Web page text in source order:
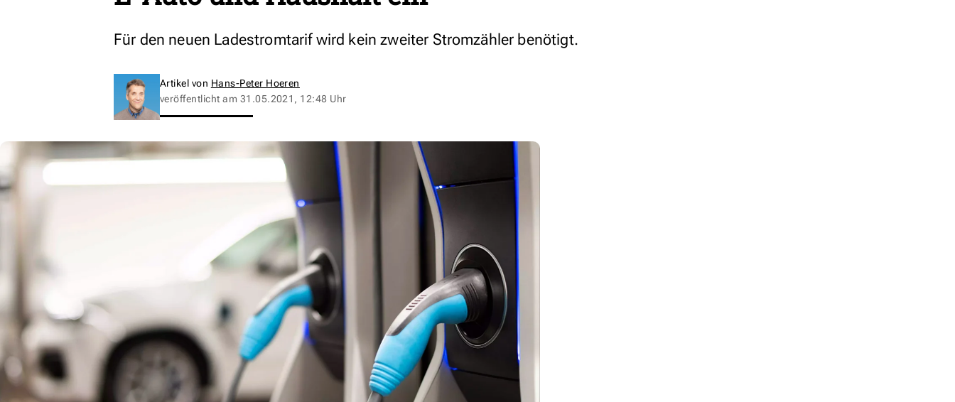
Für den neuen Ladestromtarif wird kein zweiter Stromzähler benötigt.
Artikel von Hans-Peter Hoeren
veröffentlicht am 31.05.2021, 12:48 Uhr